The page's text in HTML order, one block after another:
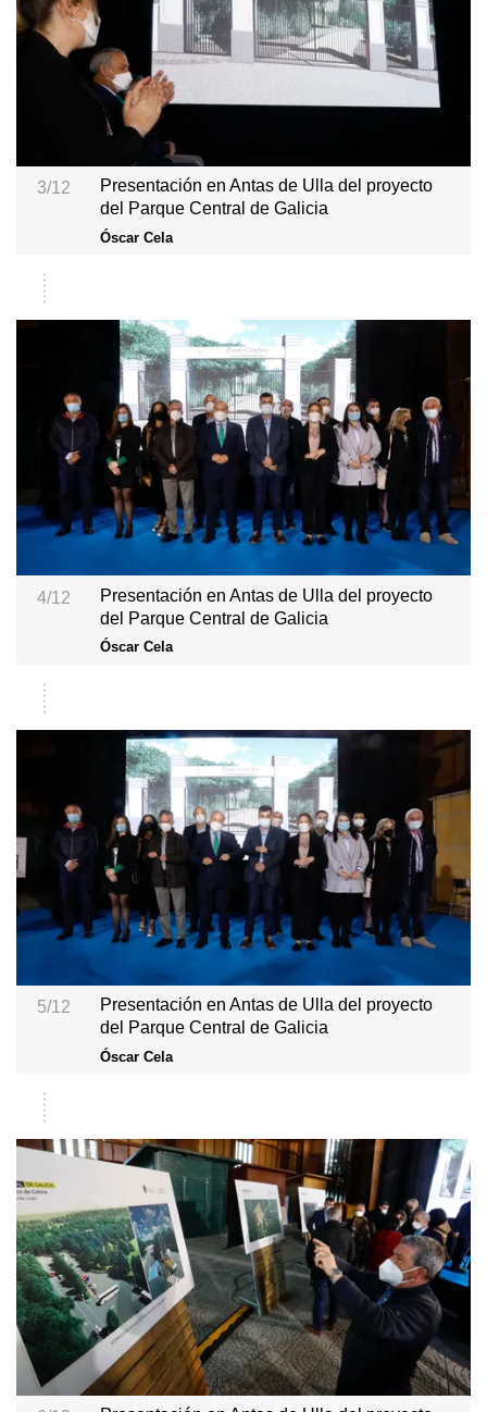
3/12
Presentación en Antas de Ulla del proyecto
del Parque Central de Galicia
Óscar Cela
4/12
Presentación en Antas de Ulla del proyecto
del Parque Central de Galicia
Óscar Cela
5/12
Presentación en Antas de Ulla del proyecto
del Parque Central de Galicia
Óscar Cela